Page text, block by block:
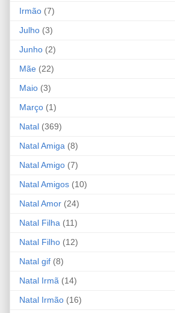
Irmão (7)
Julho (3)
Junho (2)
Mãe (22)
Maio (3)
Março (1)
Natal (369)
Natal Amiga (8)
Natal Amigo (7)
Natal Amigos (10)
Natal Amor (24)
Natal Filha (11)
Natal Filho (12)
Natal gif (8)
Natal Irmã (14)
Natal Irmão (16)